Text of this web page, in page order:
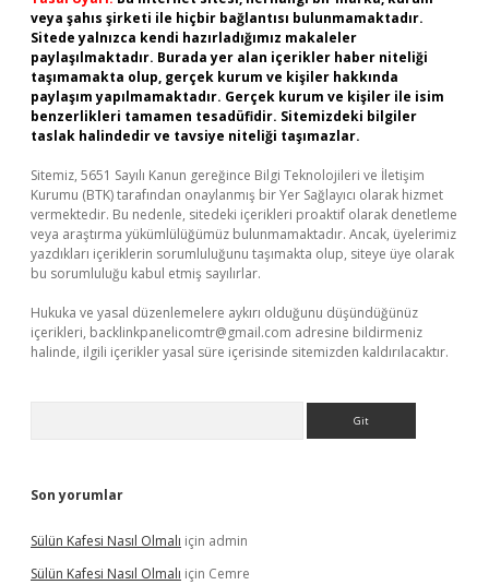
veya şahıs şirketi ile hiçbir bağlantısı bulunmamaktadır.
Sitede yalnızca kendi hazırladığımız makaleler
paylaşılmaktadır. Burada yer alan içerikler haber niteliği
taşımamakta olup, gerçek kurum ve kişiler hakkında
paylaşım yapılmamaktadır. Gerçek kurum ve kişiler ile isim
benzerlikleri tamamen tesadüfidir. Sitemizdeki bilgiler
taslak halindedir ve tavsiye niteliği taşımazlar.
Sitemiz, 5651 Sayılı Kanun gereğince Bilgi Teknolojileri ve İletişim
Kurumu (BTK) tarafından onaylanmış bir Yer Sağlayıcı olarak hizmet
vermektedir. Bu nedenle, sitedeki içerikleri proaktif olarak denetleme
veya araştırma yükümlülüğümüz bulunmamaktadır. Ancak, üyelerimiz
yazdıkları içeriklerin sorumluluğunu taşımakta olup, siteye üye olarak
bu sorumluluğu kabul etmiş sayılırlar.
Hukuka ve yasal düzenlemelere aykırı olduğunu düşündüğünüz
içerikleri, backlinkpanelicomtr@gmail.com adresine bildirmeniz
halinde, ilgili içerikler yasal süre içerisinde sitemizden kaldırılacaktır.
Son yorumlar
Sülün Kafesi Nasıl Olmalı için admin
Sülün Kafesi Nasıl Olmalı için Cemre